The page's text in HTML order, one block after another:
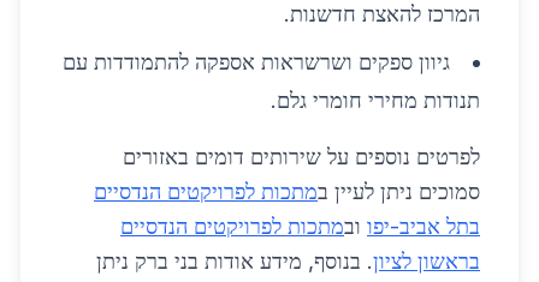
המרכז להאצת חדשנות.
גיוון ספקים ושרשראות אספקה להתמודדות עם
תנודות מחירי חומרי גלם.
לפרטים נוספים על שירותים דומים באזורים
סמוכים ניתן לעיין במתכות לפרויקטים הנדסיים
בתל אביב-יפו ובמתכות לפרויקטים הנדסיים
בראשון לציון. בנוסף, מידע אודות בני ברק ניתן